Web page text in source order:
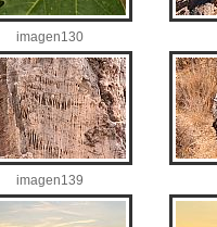
imagen130
imagen139